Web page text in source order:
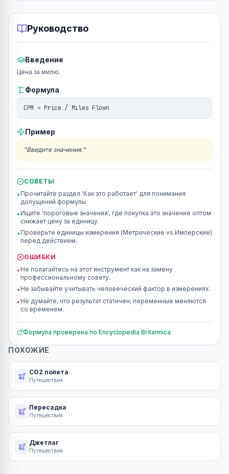
Руководство
Введение
Цена за милю.
Формула
CPM = Price / Miles Flown
Пример
"Введите значения."
СОВЕТЫ
• Прочитайте раздел 'Как это работает' для понимания
допущений формулы.
• Ищите 'пороговые значения', где покупка это значение оптом
снижает цену за единицу.
• Проверьте единицы измерения (Метрические vs Имперские)
перед действием.
ОШИБКИ
• Не полагайтесь на этот инструмент как на замену
профессиональному совету.
• Не забывайте учитывать человеческий фактор в измерениях.
• Не думайте, что результат статичен; переменные меняются
со временем.
Формула проверена по Encyclopedia Britannica
ПОХОЖИЕ
CO2 полета
Путешествия
Пересадка
Путешествия
Джетлаг
Путешествия